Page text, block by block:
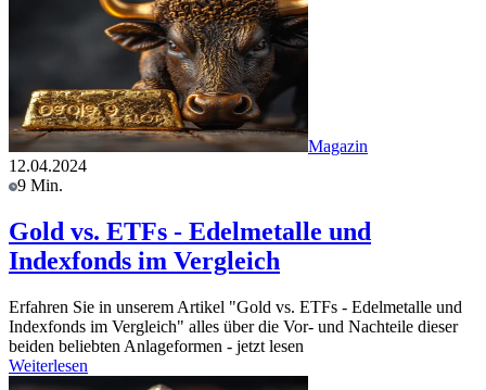
Magazin
12.04.2024
9 Min.
Gold vs. ETFs - Edelmetalle und
Indexfonds im Vergleich
Erfahren Sie in unserem Artikel "Gold vs. ETFs - Edelmetalle und
Indexfonds im Vergleich" alles über die Vor- und Nachteile dieser
beiden beliebten Anlageformen - jetzt lesen
Weiterlesen